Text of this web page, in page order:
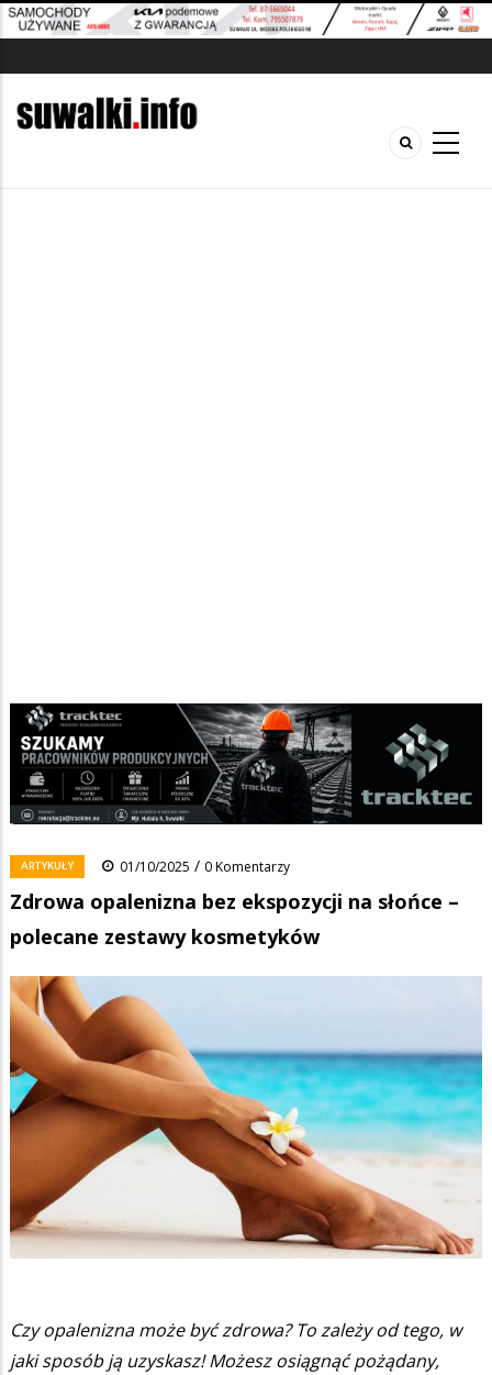
Ścieżka
nawigacyjna
Strona główna Wiadomości/Artykuły/
Zdrowa opalenizna bez ekspozycji na słońce – polecane zestawy
kosmetyków
FacebookPinterest Tumblr
ARTYKUŁY 01/10/2025 / 0 Komentarzy
Zdrowa opalenizna bez ekspozycji na słońce –
polecane zestawy kosmetyków
Czy opalenizna może być zdrowa? To zależy od tego, w
jaki sposób ją uzyskasz! Możesz osiągnąć pożądany,